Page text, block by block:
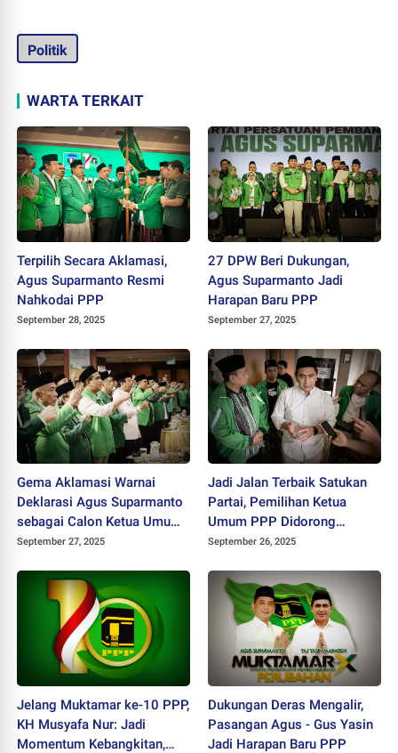
Politik
WARTA TERKAIT
Terpilih Secara Aklamasi,
Agus Suparmanto Resmi
Nahkodai PPP
September 28, 2025
27 DPW Beri Dukungan,
Agus Suparmanto Jadi
Harapan Baru PPP
September 27, 2025
Gema Aklamasi Warnai
Deklarasi Agus Suparmanto
sebagai Calon Ketua Umum
PPP
September 27, 2025
Jadi Jalan Terbaik Satukan
Partai, Pemilihan Ketua
Umum PPP Didorong
dengan Cara Aklamasi
September 26, 2025
Jelang Muktamar ke-10 PPP,
KH Musyafa Nur: Jadi
Momentum Kebangkitan,
Dukungan Deras Mengalir,
Pasangan Agus - Gus Yasin
Jadi Harapan Baru PPP